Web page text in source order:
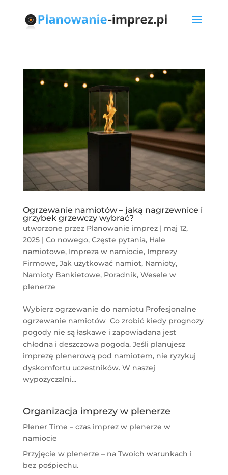
Ogrzewanie namiotów – jaką nagrzewnice i
grzybek grzewczy wybrać?
utworzone przez Planowanie imprez| maj 12,
2025| Co nowego, Częste pytania, Hale
namiotowe, Impreza w namiocie, Imprezy
Firmowe, Jak użytkować namiot, Namioty,
Namioty Bankietowe, Poradnik, Wesele w
plenerze
Wybierz ogrzewanie do namiotu Profesjonalne
ogrzewanie namiotów Co zrobić kiedy prognozy
pogody nie są łaskawe i zapowiadana jest
chłodna i deszczowa pogoda. Jeśli planujesz
imprezę plenerową pod namiotem, nie ryzykuj
dyskomfortu uczestników. W naszej
wypożyczalni...
Organizacja imprezy w plenerze
Plener Time – czas imprez w plenerze w
namiocie
Przyjęcie w plenerze – na Twoich warunkach i
bez pośpiechu.